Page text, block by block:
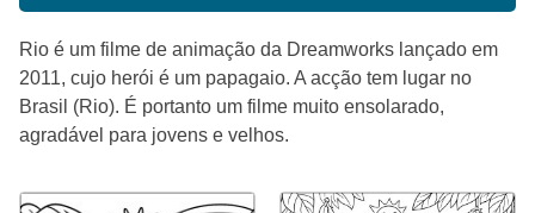
Rio é um filme de animação da Dreamworks lançado em
2011, cujo herói é um papagaio. A acção tem lugar no
Brasil (Rio). É portanto um filme muito ensolarado,
agradável para jovens e velhos.